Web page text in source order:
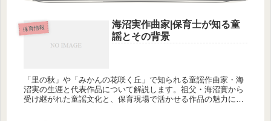
保育情報
海沼実作曲家|保育士が知る童
謡とその背景
「里の秋」や「みかんの花咲く丘」で知られる童謡作曲家・海
沼実の生涯と代表作品について解説します。祖父・海沼實から
受け継がれた童謡文化と、保育現場で活かせる作品の魅力につ